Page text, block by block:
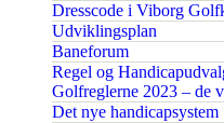
Dresscode i Viborg
Udviklingsplan
Baneforum
Regel og
Golfreglerne 2023 – de
Det nye handicapsystem